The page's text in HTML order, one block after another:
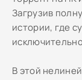
Загрузив
истории, где
В этой